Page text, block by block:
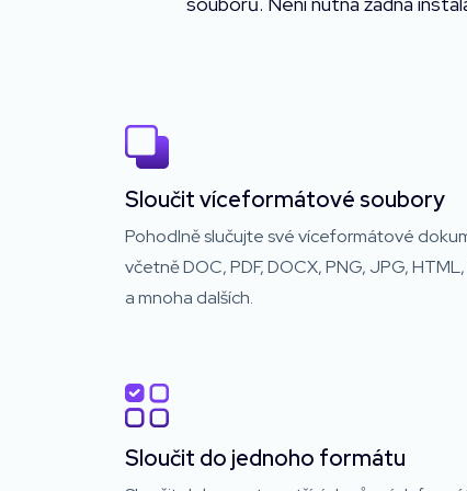
Sloučit víceformátové soubory
Pohodlně slučujte své víceformátové
včetně DOC, PDF, DOCX, PNG, JPG,
a mnoha dalších.
Sloučit do jednoho formátu